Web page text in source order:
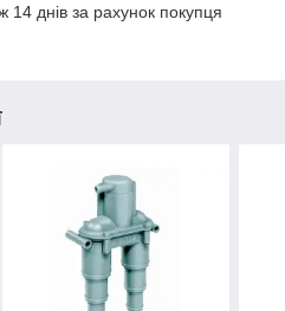
днів за рахунок покупця